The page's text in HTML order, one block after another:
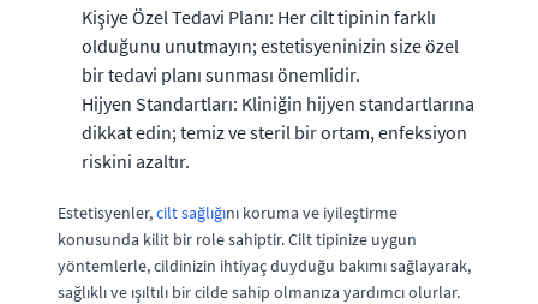
Kişiye Özel Tedavi Planı: Her cilt tipinin farklı
olduğunu unutmayın; estetisyeninizin size özel
bir tedavi planı sunması önemlidir.
Hijyen Standartları: Kliniğin hijyen standartlarına
dikkat edin; temiz ve steril bir ortam, enfeksiyon
riskini azaltır.
Estetisyenler,cilt sağlığını koruma ve iyileştirme
konusunda kilit bir role sahiptir. Cilt tipinize uygun
yöntemlerle, cildinizin ihtiyaç duyduğu bakımı sağlayarak,
sağlıklı ve ışıltılı bir cilde sahip olmanıza yardımcı olurlar.